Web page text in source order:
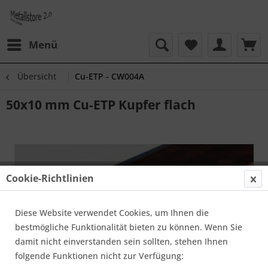
Menü
Übersicht Cu-ETP - CW004A
50x10 mm Cu-ETP Kupfer flach
Cookie-Richtlinien
Diese Website verwendet Cookies, um Ihnen die
bestmögliche Funktionalität bieten zu können. Wenn Sie
damit nicht einverstanden sein sollten, stehen Ihnen
folgende Funktionen nicht zur Verfügung: